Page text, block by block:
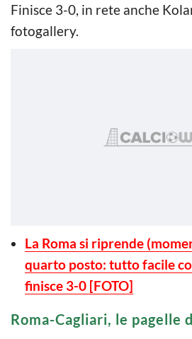
Finisce 3-0, in rete anche
fotogallery.
La Roma si riprende
quarto posto: tutto facile
finisce 3-0 [FOTO]
Roma-Cagliari, le pagelle